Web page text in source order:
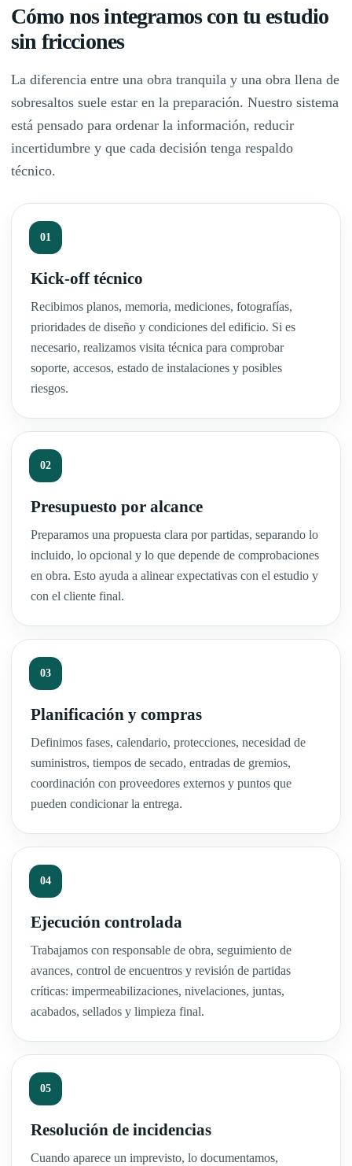
Cómo nos integramos con tu estudio
sin fricciones
La diferencia entre una obra tranquila y una obra llena de
sobresaltos suele estar en la preparación. Nuestro sistema
está pensado para ordenar la información, reducir
incertidumbre y que cada decisión tenga respaldo
técnico.
Kick-off técnico
Recibimos planos, memoria, mediciones, fotografías,
prioridades de diseño y condiciones del edificio. Si es
necesario, realizamos visita técnica para comprobar
soporte, accesos, estado de instalaciones y posibles
riesgos.
Presupuesto por alcance
Preparamos una propuesta clara por partidas, separando lo
incluido, lo opcional y lo que depende de comprobaciones
en obra. Esto ayuda a alinear expectativas con el estudio y
con el cliente final.
Planificación y compras
Definimos fases, calendario, protecciones, necesidad de
suministros, tiempos de secado, entradas de gremios,
coordinación con proveedores externos y puntos que
pueden condicionar la entrega.
Ejecución controlada
Trabajamos con responsable de obra, seguimiento de
avances, control de encuentros y revisión de partidas
críticas: impermeabilizaciones, nivelaciones, juntas,
acabados, sellados y limpieza final.
Resolución de incidencias
Cuando aparece un imprevisto, lo documentamos,